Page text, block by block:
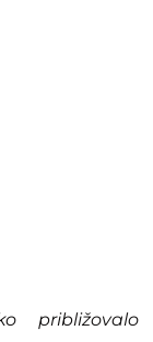
približovalo